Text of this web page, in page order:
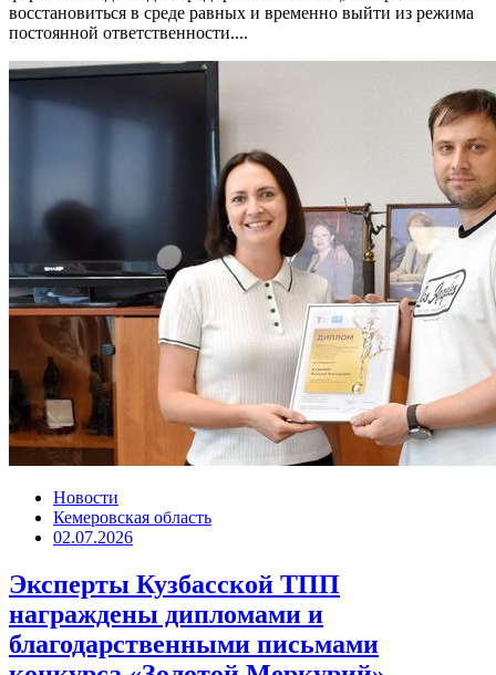
восстановиться в среде равных и временно выйти из режима
постоянной ответственности....
Новости
Кемеровская область
02.07.2026
Эксперты Кузбасской ТПП
награждены дипломами и
благодарственными письмами